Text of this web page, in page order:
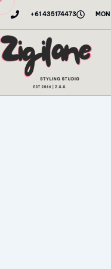
Skip
content
+61 435174473